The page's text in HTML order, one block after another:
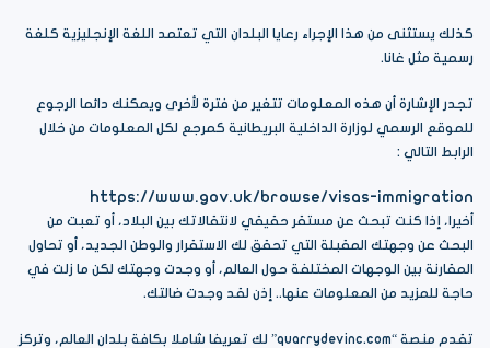
كذلك يستثنى من هذا الإجراء رعايا البلدان التي تعتمد اللغة الإنجليزية كلغة
رسمية مثل غانا.
تجدر الإشارة أن هذه المعلومات تتغير من فترة لأخرى ويمكنك دائما الرجوع
للموقع الرسمي لوزارة الداخلية البريطانية كمرجع لكل المعلومات من خلال
الرابط التالي :
https://www.gov.uk/browse/visas-immigration
أخيرا، إذا كنت تبحث عن مستقر حقيقي لانتقالاتك بين البلاد، أو تعبت من
البحث عن وجهتك المقبلة التي تحقق لك الاستقرار والوطن الجديد، أو تحاول
المقارنة بين الوجهات المختلفة حول العالم، أو وجدت وجهتك لكن ما زلت في
حاجة للمزيد من المعلومات عنها.. إذن لقد وجدت ضالتك.
تقدم منصة “quarrydevinc.com” لك تعريفا شاملا بكافة بلدان العالم، وتركز